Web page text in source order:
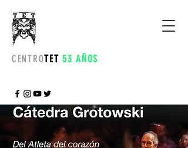
CENTROTET 53 AÑOS